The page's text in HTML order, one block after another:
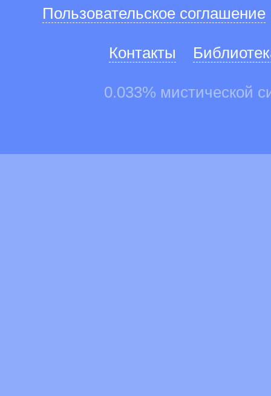
Пользовательское соглашение
Контакты
0.033% мистической